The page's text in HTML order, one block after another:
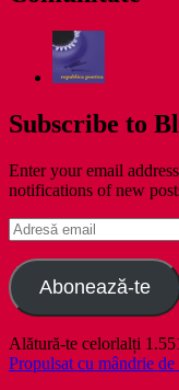
Subscribe to
Enter your email
notifications of new
Adresă
email
Abonează-te
Alătură-te celorlalți
Propulsat cu mândrie de